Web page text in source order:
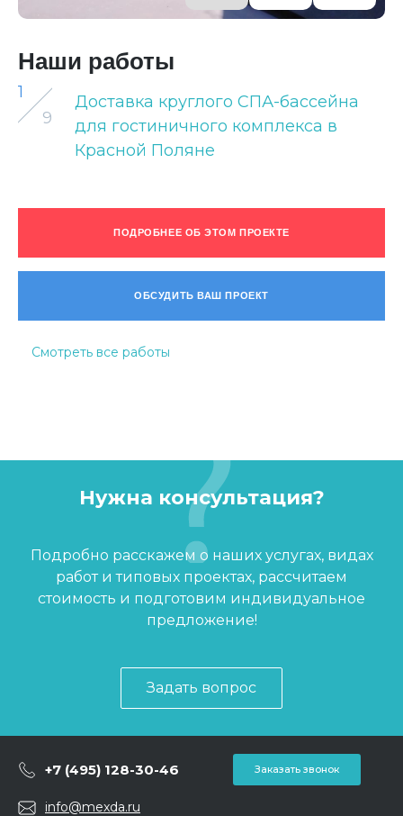
Наши работы
1
9
Доставка круглого СПА-бассейна
для гостиничного комплекса в
Красной Поляне
ПОДРОБНЕЕ ОБ ЭТОМ ПРОЕКТЕ
ОБСУДИТЬ ВАШ ПРОЕКТ
Смотреть все работы
Нужна консультация?
Подробно расскажем о наших услугах, видах
работ и типовых проектах, рассчитаем
стоимость и подготовим индивидуальное
предложение!
Задать вопрос
+7 (495) 128-30-46 Заказать звонок
info@mexda.ru